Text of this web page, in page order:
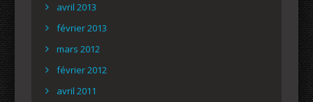
avril 2013
février 2013
mars 2012
février 2012
avril 2011